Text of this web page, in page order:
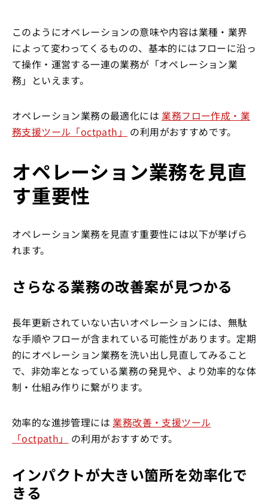
このようにオペレーションの意味や内容は業種・業界
によって変わってくるものの、基本的にはフローに沿っ
て操作・運営する一連の業務が「オペレーション業
務」といえます。
オペレーション業務の最適化には 業務フロー作成・業
務支援ツール「octpath」
の利用がおすすめです。
オペレーション業務を見直
す重要性
オペレーション業務を見直す重要性には以下が挙げら
れます。
さらなる業務の改善案が見つかる
長年更新されていない古いオペレーションには、無駄
な手順やフローが含まれている可能性があります。定期
的にオペレーション業務を洗い出し見直してみること
で、非効率となっている業務の発見や、より効率的な体
制・仕組み作りに繋がります。
効率的な進捗管理には 業務改善・支援ツール
「octpath」
の利用がおすすめです。
インパクトが大きい箇所を効率化で
きる